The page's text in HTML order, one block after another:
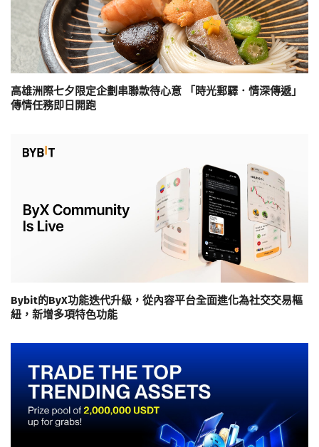
高雄洲際七夕限定企劃串聯款待心意 「時光郵驛．情深傳遞」
傳情任務即日開跑
Bybit的ByX功能迭代升級，從內容平台全面進化為社交交易樞
紐，新增多項特色功能